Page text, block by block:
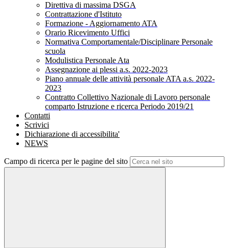
Direttiva di massima DSGA
Contrattazione d'Istituto
Formazione - Aggiornamento ATA
Orario Ricevimento Uffici
Normativa Comportamentale/Disciplinare Personale
scuola
Modulistica Personale Ata
Assegnazione ai plessi a.s. 2022-2023
Piano annuale delle attività personale ATA a.s. 2022-
2023
Contratto Collettivo Nazionale di Lavoro personale
comparto Istruzione e ricerca Periodo 2019/21
Contatti
Scrivici
Dichiarazione di accessibilita'
NEWS
Campo di ricerca per le pagine del sito